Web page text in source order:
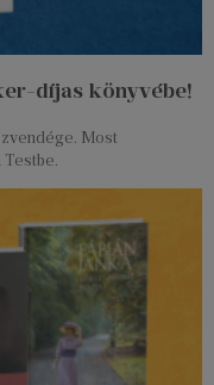
díjas könyvébe!
Most